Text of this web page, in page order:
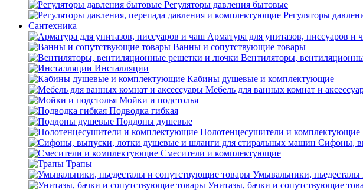
Регуляторы давления бытовые
Регуляторы
Сантехника
Арматура для унитазов, писсуаров и
Ванны и сопутствующие товары
Вентиляторы,
Инсталляции
Кабины душевые и комплектующие
Мебель для ванных комнат и
Мойки и подстолья
Подводка гибкая
Поддоны душевые
Полотенцесушители и комплектующие
Сифоны,
Смесители и комплектующие
Трапы
Умывальники,
Унитазы, бачки и сопутствующие